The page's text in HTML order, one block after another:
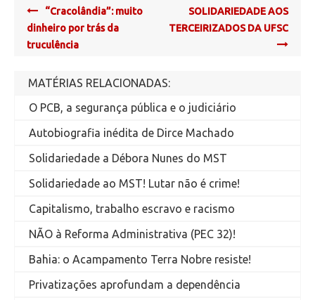
Post
navigation
“Cracolândia”: muito
dinheiro por trás da
truculência
SOLIDARIEDADE AOS
TERCEIRIZADOS DA UFSC
MATÉRIAS RELACIONADAS:
O PCB, a segurança pública e o judiciário
Autobiografia inédita de Dirce Machado
Solidariedade a Débora Nunes do MST
Solidariedade ao MST! Lutar não é crime!
Capitalismo, trabalho escravo e racismo
NÃO à Reforma Administrativa (PEC 32)!
Bahia: o Acampamento Terra Nobre resiste!
Privatizações aprofundam a dependência